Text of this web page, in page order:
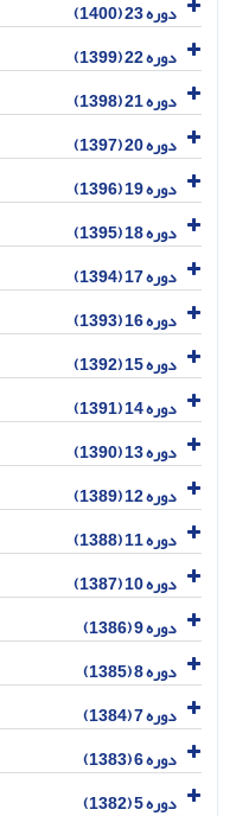
دوره 23 (1400)
دوره 22 (1399)
دوره 21 (1398)
دوره 20 (1397)
دوره 19 (1396)
دوره 18 (1395)
دوره 17 (1394)
دوره 16 (1393)
دوره 15 (1392)
دوره 14 (1391)
دوره 13 (1390)
دوره 12 (1389)
دوره 11 (1388)
دوره 10 (1387)
دوره 9 (1386)
دوره 8 (1385)
دوره 7 (1384)
دوره 6 (1383)
دوره 5 (1382)